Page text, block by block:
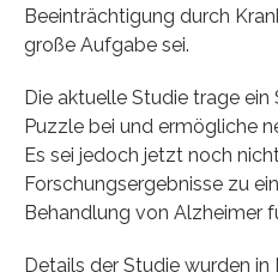
Beeinträchtigung durch
große Aufgabe sei.
Die aktuelle Studie trage
Puzzle bei und ermögliche
Es sei jedoch jetzt noch
Forschungsergebnisse zu
Behandlung von Alzheimer
Details der Studie wurden in